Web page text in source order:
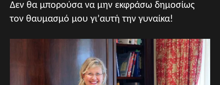
Δεν θα μπορούσα να μην εκφράσω δημοσίως
τον θαυμασμό μου γι’αυτή την γυναίκα!